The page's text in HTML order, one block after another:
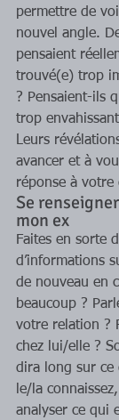
permettre de
nouvel angle.
pensaient
trouvé(e) trop
? Pensaient-ils
trop
Leurs
avancer et à
réponse à votre
Se
mon ex
Faites en sorte
d’informations
de nouveau en
beaucoup ?
votre relation ?
chez lui/elle ?
dira long sur ce
le/la
analyser ce qui